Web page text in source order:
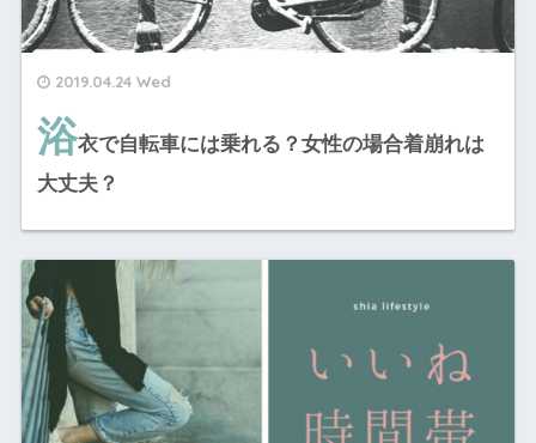
2019.04.24 Wed
浴衣で自転車には乗れる？女性の場合着崩れは
大丈夫？